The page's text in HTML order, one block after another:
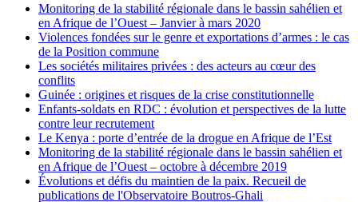
Monitoring de la stabilité régionale dans le bassin sahélien et
en Afrique de l’Ouest – Janvier à mars 2020
Violences fondées sur le genre et exportations d’armes : le cas
de la Position commune
Les sociétés militaires privées : des acteurs au cœur des
conflits
Guinée : origines et risques de la crise constitutionnelle
Enfants-soldats en RDC : évolution et perspectives de la lutte
contre leur recrutement
Le Kenya : porte d’entrée de la drogue en Afrique de l’Est
Monitoring de la stabilité régionale dans le bassin sahélien et
en Afrique de l’Ouest – octobre à décembre 2019
Évolutions et défis du maintien de la paix. Recueil de
publications de l'Observatoire Boutros-Ghali